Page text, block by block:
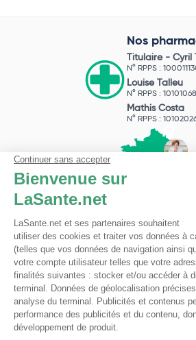
Nos
Titulaire - Cyril
N° RPPS :
Louise Talleu
N° RPPS :
Mathis Costa
N° RPPS :
Pharmacie du
Licence ARS :
Licence Ordinale :
49 boulevard Bizet
59650 Villeneuve
Contactez-nous !